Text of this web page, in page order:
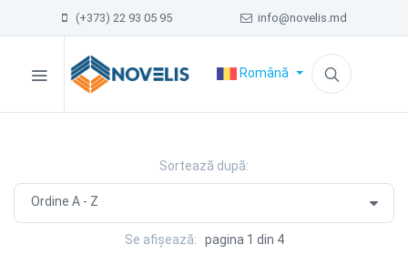
(+373) 22 93 05 95 info@novelis.md
Română
Sortează după:
Se afișează: pagina 1 din 4